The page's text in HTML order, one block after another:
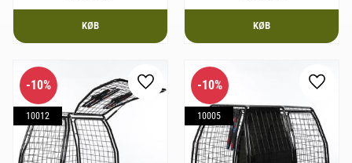
KØB KØB
10%
10012
Gem som favorit
10%
10005
Gem